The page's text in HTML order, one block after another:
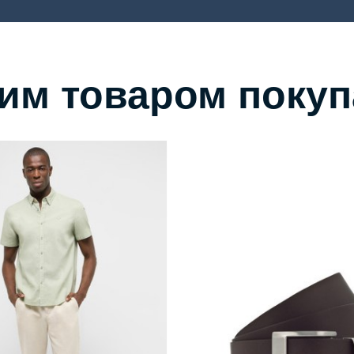
товаром